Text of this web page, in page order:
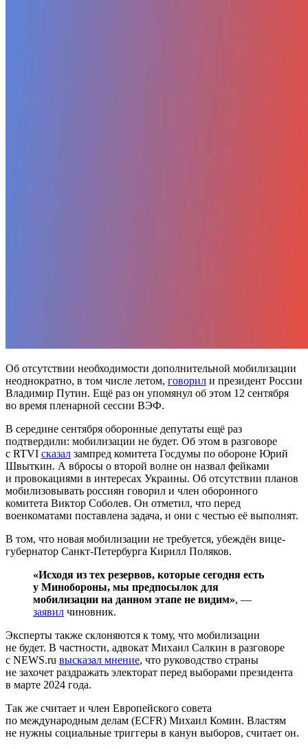
Об отсутствии необходимости дополнительной мобилизации
неоднократно, в том числе летом, говорил и президент России
Владимир Путин. Ещё раз он упомянул об этом 12 сентября
во время пленарной сессии ВЭФ.
В середине сентября оборонные депутаты ещё раз
подтвердили: мобилизации не будет. Об этом в разговоре
с RTVI сказал зампред комитета Госдумы по обороне Юрий
Швыткин. А вбросы о второй волне он назвал фейками
и провокациями в интересах Украины. Об отсутствии планов
мобилизовывать россиян говорил и член оборонного
комитета Виктор Соболев. Он отметил, что перед
военкоматами поставлена задача, и они с честью её выполнят.
В том, что новая мобилизации не требуется, убеждён вице-
губернатор Санкт-Петербурга Кирилл Поляков.
«Исходя из тех резервов, которые сегодня есть
у Минобороны, мы предпосылок для
мобилизации на данном этапе не видим», —
заявил чиновник.
Эксперты также склоняются к тому, что мобилизации
не будет. В частности, адвокат Михаил Салкин в разговоре
с NEWS.ru высказал мнение, что руководство страны
не захочет раздражать электорат перед выборами президента
в марте 2024 года.
Так же считает и член Европейского совета
по международным делам (ECFR) Михаил Комин. Властям
не нужны социальные триггеры в канун выборов, считает он.